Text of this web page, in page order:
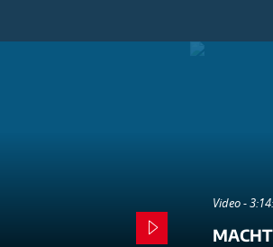
Video -